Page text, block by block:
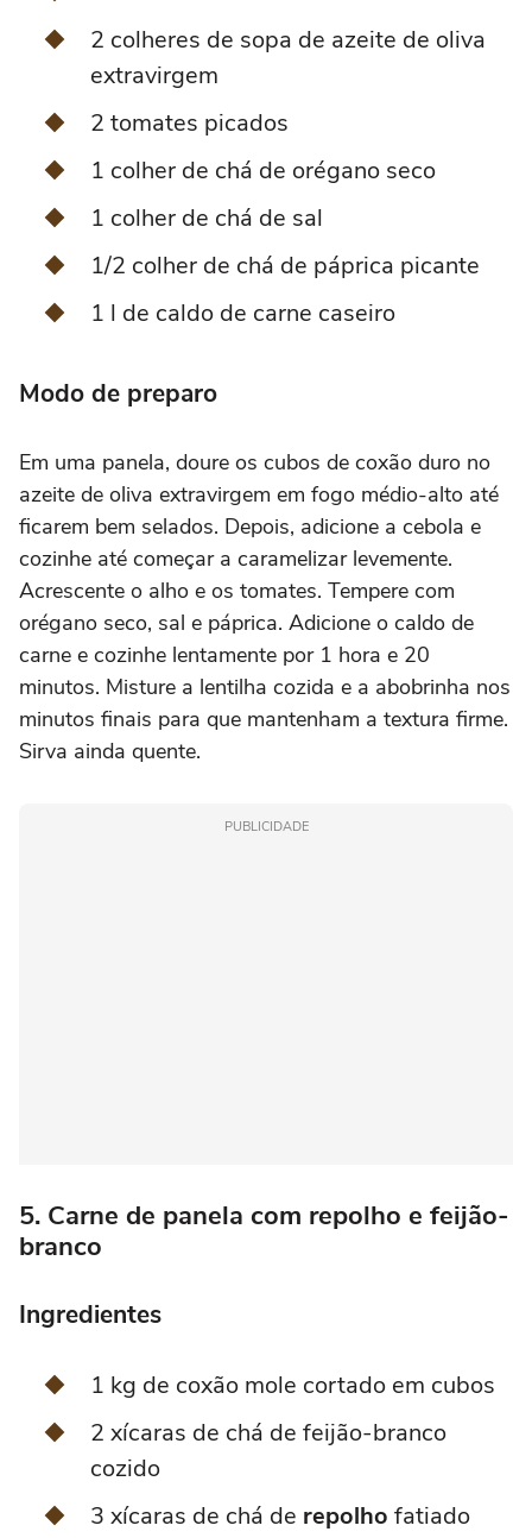
2 colheres de sopa de azeite de oliva
extravirgem
2 tomates picados
1 colher de chá de orégano seco
1 colher de chá de sal
1/2 colher de chá de páprica picante
1 l de caldo de carne caseiro
Modo de preparo
Em uma panela, doure os cubos de coxão duro no
azeite de oliva extravirgem em fogo médio-alto até
ficarem bem selados. Depois, adicione a cebola e
cozinhe até começar a caramelizar levemente.
Acrescente o alho e os tomates. Tempere com
orégano seco, sal e páprica. Adicione o caldo de
carne e cozinhe lentamente por 1 hora e 20
minutos. Misture a lentilha cozida e a abobrinha nos
minutos finais para que mantenham a textura firme.
Sirva ainda quente.
PUBLICIDADE
5. Carne de panela com repolho e feijão-
branco
Ingredientes
1 kg de coxão mole cortado em cubos
2 xícaras de chá de feijão-branco
cozido
3 xícaras de chá de repolho fatiado